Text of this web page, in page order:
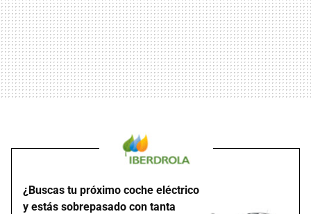
¿Buscas tu próximo coche eléctrico
y estás sobrepasado con tanta